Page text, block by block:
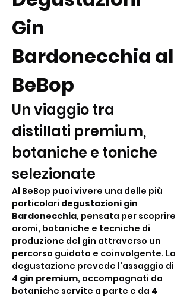
Gin
Bardonecchia al
BeBop
Un viaggio tra
distillati premium,
botaniche e toniche
selezionate
Al BeBop puoi vivere una delle più
particolari degustazioni gin
Bardonecchia, pensata per scoprire
aromi, botaniche e tecniche di
produzione del gin attraverso un
percorso guidato e coinvolgente. La
degustazione prevede l’assaggio di
4 gin premium, accompagnati da
botaniche servite a parte e da 4